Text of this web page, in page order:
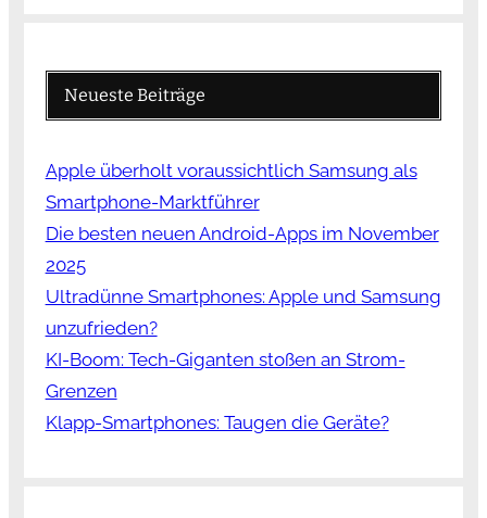
Neueste Beiträge
Apple überholt voraussichtlich Samsung als
Smartphone-Marktführer
Die besten neuen Android-Apps im November
2025
Ultradünne Smartphones: Apple und Samsung
unzufrieden?
KI-Boom: Tech-Giganten stoßen an Strom-
Grenzen
Klapp-Smartphones: Taugen die Geräte?